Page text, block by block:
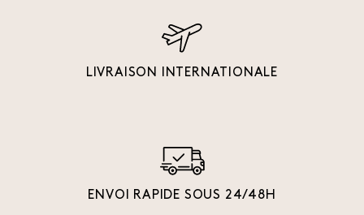
LIVRAISON INTERNATIONALE
ENVOI RAPIDE SOUS 24/48H